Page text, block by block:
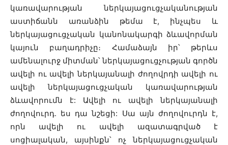
կառավարության ներկայացուցչականության
աստիճանն առանձին թեմա է, ինչպես և
ներկայացուցչական կանոնակարգի ձևավորման
կայուն բաղադրիչը։ Համաձայն իր՝ թերևս
ամենալուրջ միտման՝ ներկայացուցչության գործն
ավելի ու ավելի ներկայանալի ժողովրդի ավելի ու
ավելի ներկայացուցչական կառավարության
ձևավորումն է: Ավելի ու ավելի ներկայանալի
ժողովուրդ. ես դա նշեցի: Սա այն ժողովուրդն է,
որն ավելի ու ավելի ազատագրված է
սոցիալական, այսինքն՝ ոչ ներկայացուցչական